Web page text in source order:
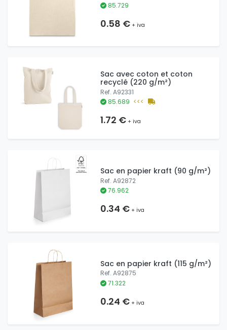
85.729
0.58 €+ iva
Sac avec coton et coton
recyclé (220 g/m²)
Ref. A92331
85.689 <<<
1.72 €+ iva
Sac en papier kraft (90 g/m²)
Ref. A92872
76.962
0.34 €+ iva
Sac en papier kraft (115 g/m²)
Ref. A92875
71.322
0.24 €+ iva